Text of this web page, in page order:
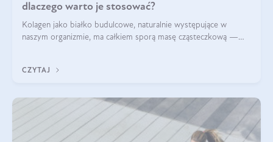
dlaczego warto je stosować?
Kolagen jako białko budulcowe, naturalnie występujące w
naszym organizmie, ma całkiem sporą masę cząsteczkową —
bardziej biodostępny
CZYTAJ